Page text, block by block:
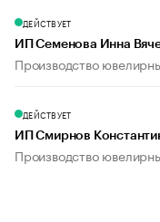
ДЕЙСТВУЕТ
ИП Семенова Инна
Производство
ДЕЙСТВУЕТ
ИП Смирнов
Производство